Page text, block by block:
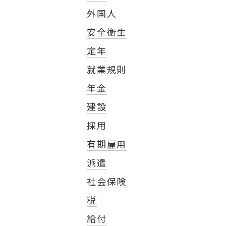
外国人
安全衛生
定年
就業規則
年金
建設
採用
有期雇用
派遣
社会保険
税
給付